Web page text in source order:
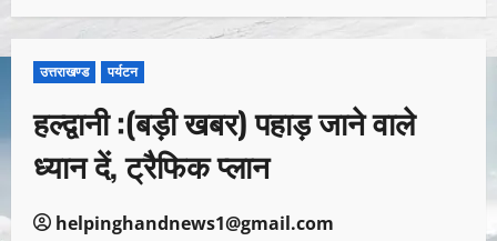
उत्तराखण्ड पर्यटन
हल्द्वानी :(बड़ी खबर) पहाड़ जाने वाले
ध्यान दें, ट्रैफिक प्लान
helpinghandnews1@gmail.com